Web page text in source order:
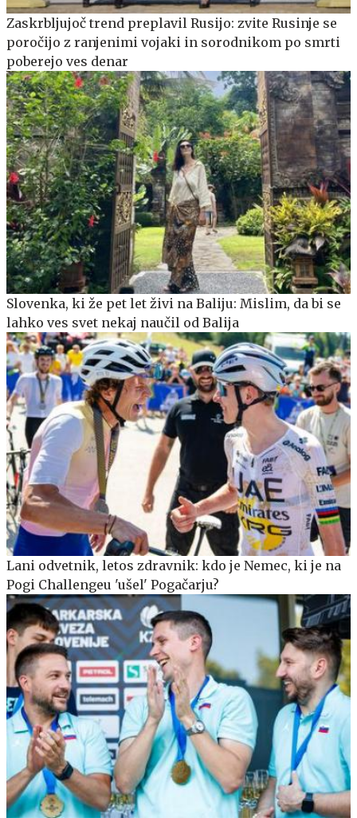
Zaskrbljujoč trend preplavil Rusijo: zvite Rusinje se
poročijo z ranjenimi vojaki in sorodnikom po smrti
poberejo ves denar
Slovenka, ki že pet let živi na Baliju: Mislim, da bi se
lahko ves svet nekaj naučil od Balija
Lani odvetnik, letos zdravnik: kdo je Nemec, ki je na
Pogi Challengeu 'ušel' Pogačarju?